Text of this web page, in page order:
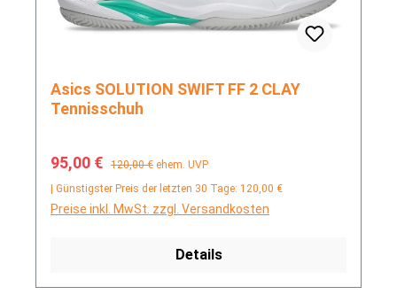
Asics SOLUTION SWIFT FF 2 CLAY
Tennisschuh
Verkaufspreis:
95,00 € Regulärer Preis:
120,00 € ehem. UVP
| Günstigster Preis der letzten 30 Tage: 120,00 €
Preise inkl. MwSt. zzgl. Versandkosten
Details